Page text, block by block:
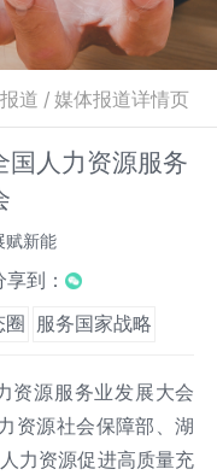
道 / 媒体报道详情页
国人力资源服务
赋新能
享到：
圈 服务国家战略
资源服务业发展大会
资源社会保障部、湖
力资源促进高质量充